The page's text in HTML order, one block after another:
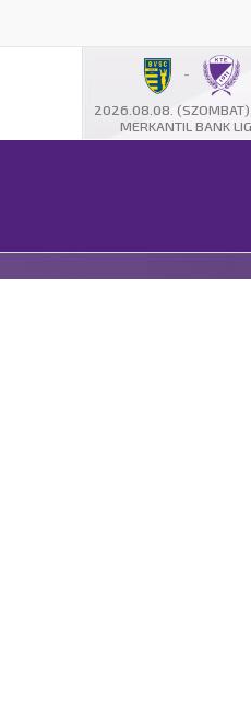
-
2026.08.08.
MERKANTIL BANK